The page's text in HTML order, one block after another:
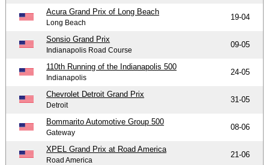
Acura Grand Prix of Long Beach
Long Beach
19-04
Sonsio Grand Prix
Indianapolis Road Course
09-05
110th Running of the Indianapolis 500
Indianapolis
24-05
Chevrolet Detroit Grand Prix
Detroit
31-05
Bommarito Automotive Group 500
Gateway
08-06
XPEL Grand Prix at Road America
Road America
21-06